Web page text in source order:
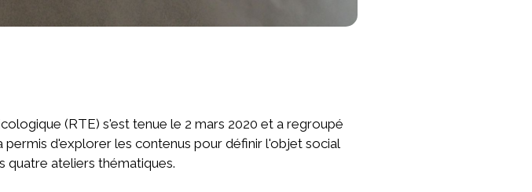
(RTE) s'est tenue le 2 mars 2020 et a regroupé
d'explorer les contenus pour définir l'objet social
quatre ateliers thématiques.